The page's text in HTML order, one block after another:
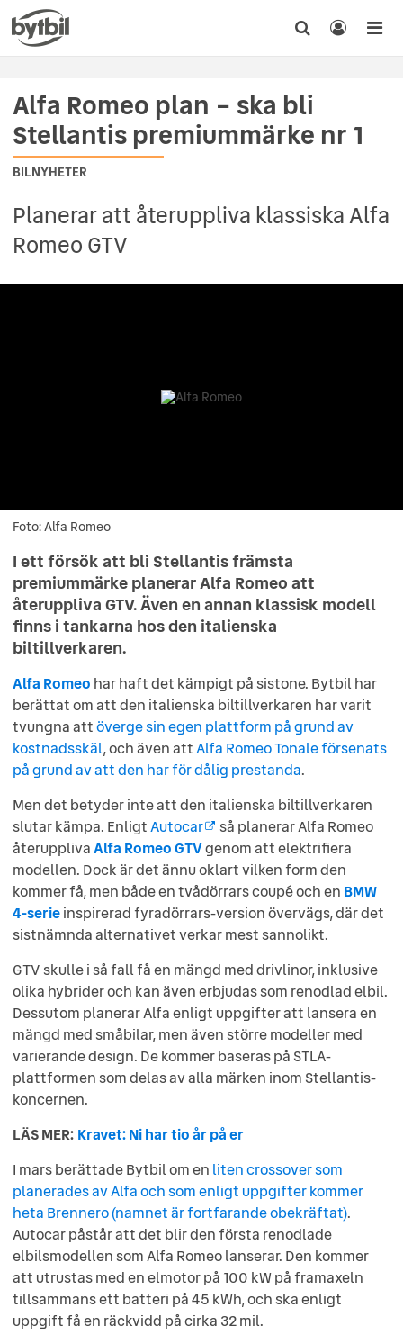
Alfa Romeo plan – ska bli
Stellantis premiummärke nr 1
BILNYHETER
Planerar att återuppliva klassiska Alfa
Romeo GTV
Foto: Alfa Romeo
I ett försök att bli Stellantis främsta
premiummärke planerar Alfa Romeo att
återuppliva GTV. Även en annan klassisk modell
finns i tankarna hos den italienska
biltillverkaren.
Alfa Romeo har haft det kämpigt på sistone. Bytbil har
berättat om att den italienska biltillverkaren har varit
tvungna attöverge sin egen plattform på grund av
kostnadsskäl, och även attAlfa Romeo Tonale försenats
på grund av att den har för dålig prestanda.
Men det betyder inte att den italienska biltillverkaren
slutar kämpa. EnligtAutocar
så planerar Alfa Romeo
återupplivaAlfa Romeo GTVgenom att elektrifiera
modellen. Dock är det ännu oklart vilken form den
kommer få, men både en tvådörrars coupé och en BMW
4-serieinspirerad fyradörrars-version övervägs, där det
sistnämnda alternativet verkar mest sannolikt.
GTV skulle i så fall få en mängd med drivlinor, inklusive
olika hybrider och kan även erbjudas som renodlad elbil.
Dessutom planerar Alfa enligt uppgifter att lansera en
mängd med småbilar, men även större modeller med
varierande design. De kommer baseras på STLA-
plattformen som delas av alla märken inom Stellantis-
koncernen.
LÄS MER: Kravet: Ni har tio år på er
I mars berättade Bytbil om en liten crossover som
planerades av Alfa och som enligt uppgifter kommer
heta Brennero (namnet är fortfarande obekräftat).
Autocar påstår att det blir den första renodlade
elbilsmodellen som Alfa Romeo lanserar. Den kommer
att utrustas med en elmotor på 100 kW på framaxeln
tillsammans ett batteri på 45 kWh, och ska enligt
uppgift få en räckvidd på cirka 32 mil.